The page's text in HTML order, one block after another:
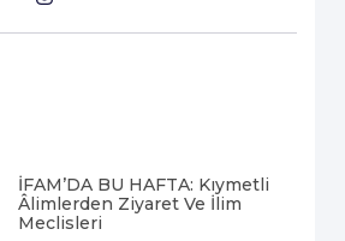
İFAM’DA BU HAFTA: Kıymetli
Âlimlerden Ziyaret Ve İlim
Meclisleri